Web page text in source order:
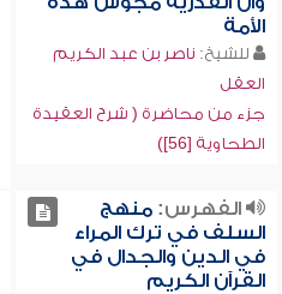
الأمة
للشيخ: ناصر بن عبد الكريم
العقل
جزء من محاضرة ( شرح العقيدة
الطحاوية [56])
الفهرس:منهج
السلف في ترك المراء
في الدين والجدال في
القرآن الكريم